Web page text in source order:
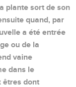
plante sort de son
quand, par
a été entrée
ou de la
vaine
dans le
êtres dont